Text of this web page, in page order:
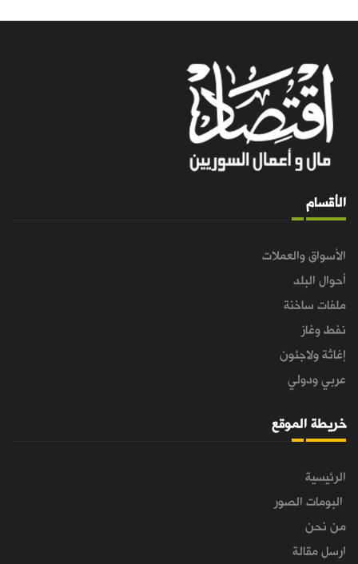
الأقسام
الأسواق والعملات
أحوال البلد
ملفات ساخنة
نفط وغاز
إغاثة ولاجئون
عربي ودولي
خريطة الموقع
الرئيسية
البومات الصور
من نحن
ارسل مقالة